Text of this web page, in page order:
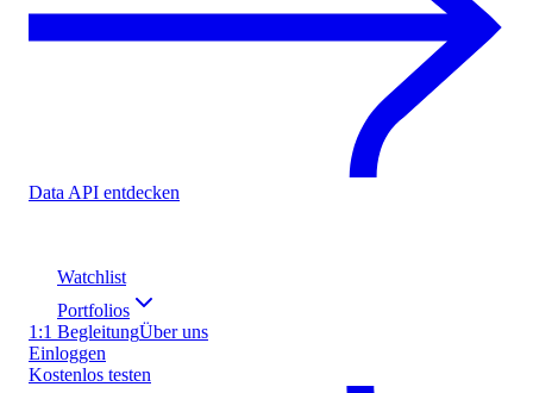
Data API entdecken
Watchlist
Portfolios
1:1 BegleitungÜber uns
Einloggen
Kostenlos testen